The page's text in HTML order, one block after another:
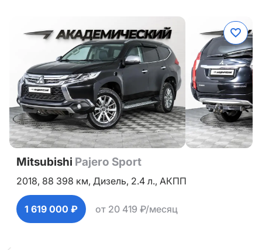
Mitsubishi Pajero Sport
2018, 88 398 км, Дизель, 2.4 л., АКПП
1 619 000 ₽ от 20 419 ₽/месяц